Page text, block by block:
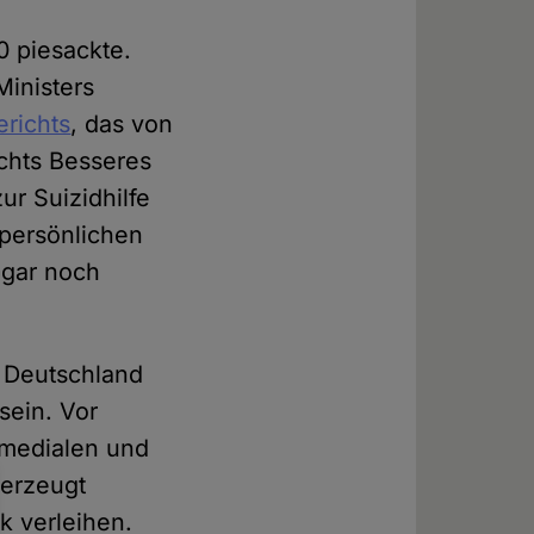
piesackte.
, das von
Besseres
Suizidhilfe
noch
Vor
und
verleihen.